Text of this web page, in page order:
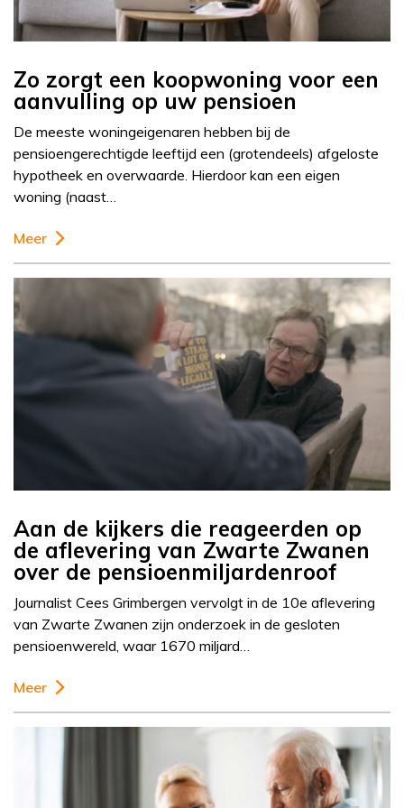
Zo zorgt een koopwoning voor een
aanvulling op uw pensioen
De meeste woningeigenaren hebben bij de
pensioengerechtigde leeftijd een (grotendeels) afgeloste
hypotheek en overwaarde. Hierdoor kan een eigen
woning (naast…
Meer
Aan de kijkers die reageerden op
de aflevering van Zwarte Zwanen
over de pensioenmiljardenroof
Journalist Cees Grimbergen vervolgt in de 10e aflevering
van Zwarte Zwanen zijn onderzoek in de gesloten
pensioenwereld, waar 1670 miljard…
Meer